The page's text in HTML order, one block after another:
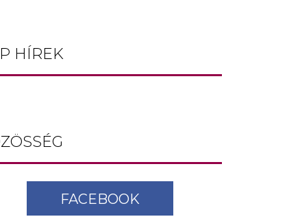
HÍREK
FACEBOOK